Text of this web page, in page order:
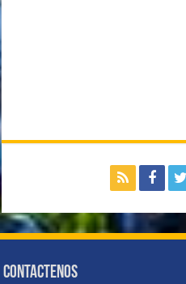
Contactenos